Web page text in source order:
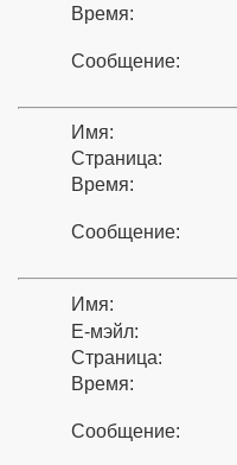
Время:
Сообщение:
Имя:
Страница:
Время:
Сообщение:
Имя:
Е-мэйл:
Страница:
Время:
Сообщение: